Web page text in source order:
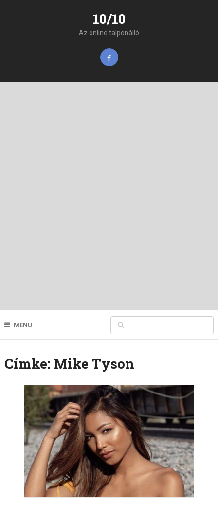
10/10
Az online talponálló
MENU
Címke: Mike Tyson